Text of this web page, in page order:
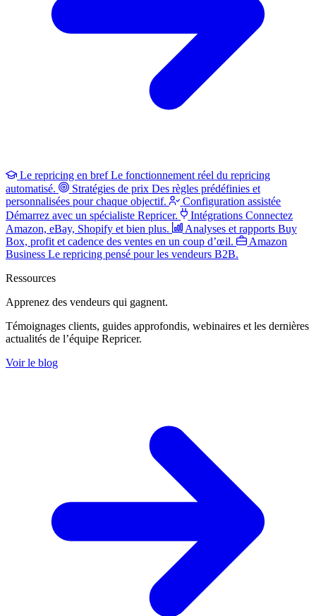
Le repricing en bref Le fonctionnement réel du repricing
automatisé.
Stratégies de prix Des règles prédéfinies et
personnalisées pour chaque objectif.
Configuration assistée
Démarrez avec un spécialiste Repricer.
Intégrations Connectez
Amazon, eBay, Shopify et bien plus.
Analyses et rapports Buy
Box, profit et cadence des ventes en un coup d’œil.
Amazon
Business Le repricing pensé pour les vendeurs B2B.
Ressources
Apprenez des vendeurs qui gagnent.
Témoignages clients, guides approfondis, webinaires et les dernières
actualités de l’équipe Repricer.
Voir le blog